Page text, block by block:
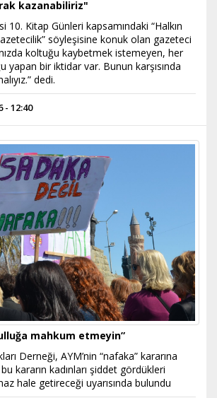
kazanabiliriz"
10. Kitap Günleri kapsamındaki “Halkın
söyleşisine konuk olan gazeteci
koltuğu kaybetmek istemeyen, her
yapan bir iktidar var. Bunun karşısında
dedi.
- 12:40
mahkum etmeyin”
Derneği, AYM’nin “nafaka” kararına
kararın kadınları şiddet gördükleri
hale getireceği uyarısında bulundu